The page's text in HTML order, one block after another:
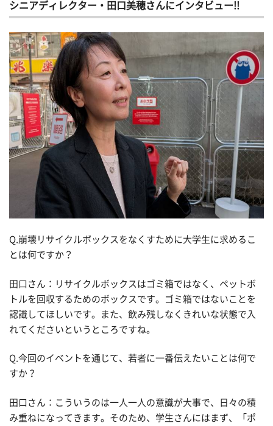
シニアディレクター・田口美穂さんにインタビュー!!
Q.崩壊リサイクルボックスをなくすために大学生に求めるこ
とは何ですか？
田口さん：リサイクルボックスはゴミ箱ではなく、ペットボ
トルを回収するためのボックスです。ゴミ箱ではないことを
認識してほしいです。また、飲み残しなくきれいな状態で入
れてくださいというところですね。
Q.今回のイベントを通じて、若者に一番伝えたいことは何で
すか？
田口さん：こういうのは一人一人の意識が大事で、日々の積
み重ねになってきます。そのため、学生さんにはまず、「ポ